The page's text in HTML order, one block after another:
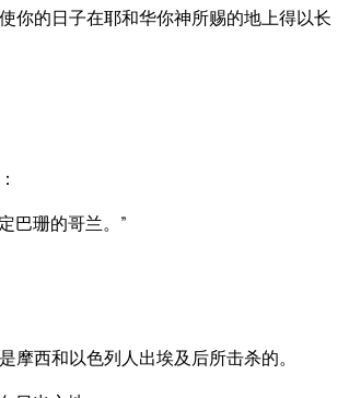
你的日子在耶和华你神所赐的地上得以长
巴珊的哥兰。”
西和以色列人出埃及后所击杀的。